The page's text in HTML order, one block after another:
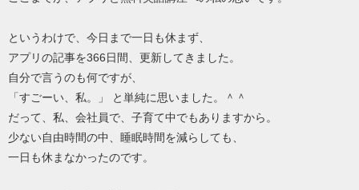
というわけで、今日まで一日も休まず、
アプリの記事を366日間、更新してきました。
自分で言うのも何ですが、
「すごーい、私。」 と単純に思いました。＾＾
だって、私、会社員で、子育て中でもありますから。
少ない自由時間の中、睡眠時間を減らしても、
一日も休まなかったのです。